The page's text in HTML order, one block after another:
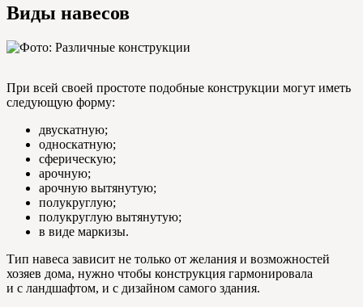
Виды навесов
При всей своей простоте подобные конструкции могут иметь
следующую форму:
двускатную;
односкатную;
сферическую;
арочную;
арочную вытянутую;
полукруглую;
полукруглую вытянутую;
в виде маркизы.
Тип навеса зависит не только от желания и возможностей
хозяев дома, нужно чтобы конструкция гармонировала
и с ландшафтом, и с дизайном самого здания.